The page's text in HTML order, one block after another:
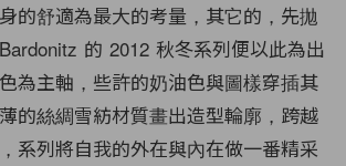
的舒適為最大的考量，其它的，先拋
的 2012 秋冬系列便以此為出
為主軸，些許的奶油色與圖樣穿插其
的絲綢雪紡材質畫出造型輪廓，跨越
系列將自我的外在與內在做一番精采